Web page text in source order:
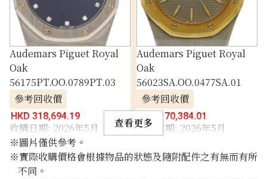
Audemars Piguet Royal
Oak
56175PT.OO.0789PT.03
參考回收價
HKD 318,694.19
收購日期: 2026年5月
Audemars Piguet Royal
Oak
56023SA.OO.0477SA.01
參考回收價
HKD 170,384.01
收購日期: 2026年5月
查看更多
※圖片僅供參考。
※實際收購價格會根據物品的狀態及隨附配件之有無而有所
不同。